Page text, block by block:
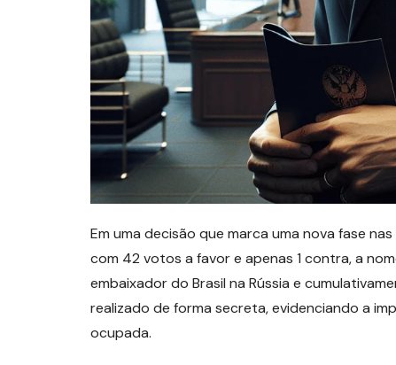
Em uma decisão que marca uma nova fase
com 42 votos a favor e apenas 1 contra, a
embaixador do Brasil na Rússia e
realizado de forma secreta, evidenciando a
ocupada.